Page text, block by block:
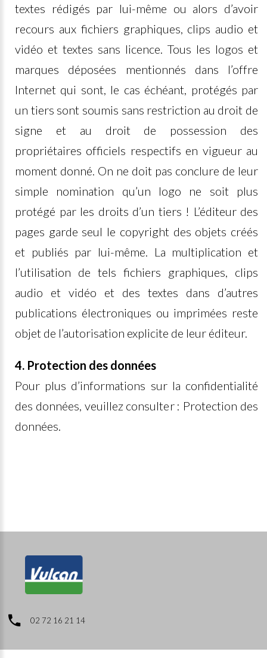
textes rédigés par lui-même ou alors d’avoir
recours aux fichiers graphiques, clips audio et
vidéo et textes sans licence. Tous les logos et
marques déposées mentionnés dans l’offre
Internet qui sont, le cas échéant, protégés par
un tiers sont soumis sans restriction au droit de
signe et au droit de possession des
propriétaires officiels respectifs en vigueur au
moment donné. On ne doit pas conclure de leur
simple nomination qu’un logo ne soit plus
protégé par les droits d’un tiers ! L’éditeur des
pages garde seul le copyright des objets créés
et publiés par lui-même. La multiplication et
l’utilisation de tels fichiers graphiques, clips
audio et vidéo et des textes dans d’autres
publications électroniques ou imprimées reste
objet de l’autorisation explicite de leur éditeur.
4. Protection des données
Pour plus d’informations sur la confidentialité
des données, veuillez consulter : Protection des
données.
02 72 16 21 14